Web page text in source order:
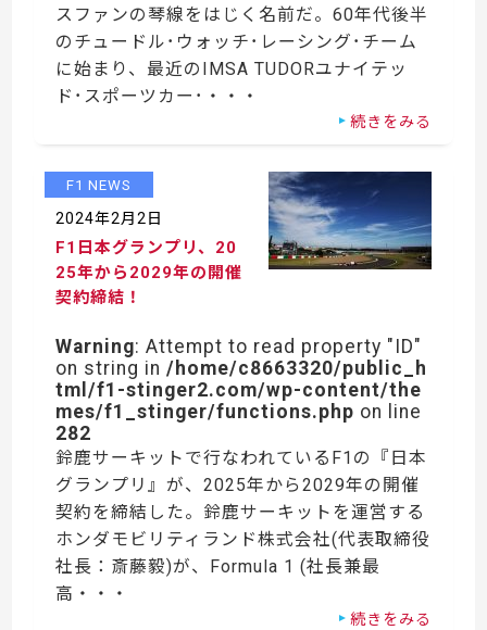
スファンの琴線をはじく名前だ。60年代後半
のチュードル･ウォッチ･レーシング･チーム
に始まり、最近のIMSA TUDORユナイテッ
ド･スポーツカー･・・・
続きをみる
F1 NEWS
2024年2月2日
F1日本グランプリ、20
25年から2029年の開催
契約締結！
Warning: Attempt to read property "ID"
on string in/home/c8663320/public_h
tml/f1-stinger2.com/wp-content/the
mes/f1_stinger/functions.php on line
282
鈴鹿サーキットで行なわれているF1の『日本
グランプリ』が、2025年から2029年の開催
契約を締結した。鈴鹿サーキットを運営する
ホンダモビリティランド株式会社(代表取締役
社長：斎藤毅)が、Formula 1 (社長兼最
高・・・
続きをみる